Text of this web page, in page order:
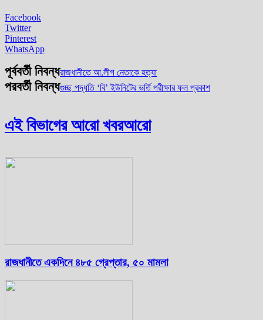
Facebook
Twitter
Pinterest
WhatsApp
পূর্ববর্তী নিবন্ধরাজধানীতে আ.লীগ নেতাকে হত্যা
পরবর্তী নিবন্ধগুচ্ছ পদ্ধতি ‘বি’ ইউনিটের ভর্তি পরীক্ষার ফল প্রকাশ
এই বিভাগের আরো খবরআরো
রাজধানীতে একদিনে ৪৮৫ গ্রেপ্তার, ৫০ মামলা